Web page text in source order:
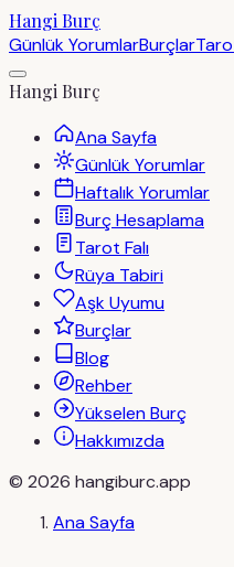
Hangi Burç
Günlük YorumlarBurçlar
Hangi Burç
Ana Sayfa
Günlük Yorumlar
Haftalık Yorumlar
Burç Hesaplama
Tarot Falı
Rüya Tabiri
Aşk Uyumu
Burçlar
Blog
Rehber
Yükselen Burç
Hakkımızda
© 2026 hangiburc.app
Ana Sayfa